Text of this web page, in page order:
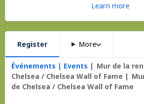
Learn more
Register More
Événements | Events
Mur de la
Chelsea / Chelsea Wall of Fame
de Chelsea / Chelsea Wall of Fame